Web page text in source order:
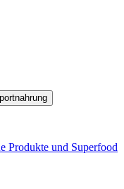
Produkte und Superfood